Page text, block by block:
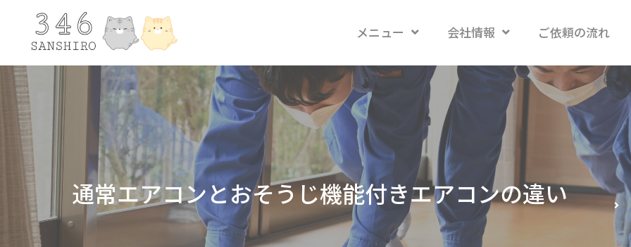
メニュー 会社情報 ご依頼の流れ
通常エアコンとおそうじ機能付きエアコンの違い